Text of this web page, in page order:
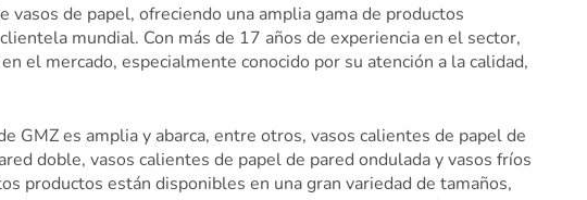
vasos de papel, ofreciendo una amplia gama de productos
mundial. Con más de 17 años de experiencia en el sector,
el mercado, especialmente conocido por su atención a la calidad,
GMZ es amplia y abarca, entre otros, vasos calientes de papel de
doble, vasos calientes de papel de pared ondulada y vasos fríos
productos están disponibles en una gran variedad de tamaños,